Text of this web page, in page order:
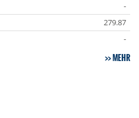
-
279.87
-
MEHR